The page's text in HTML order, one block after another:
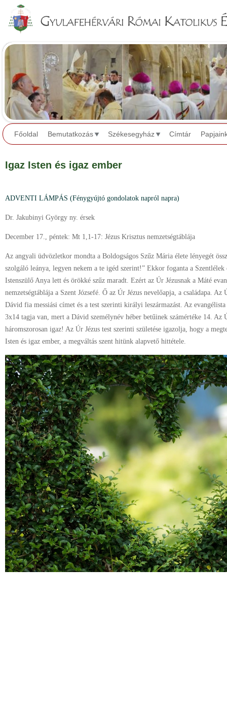
Főoldal Bemutatkozás Székesegyház Címtár
Igaz Isten és igaz ember
ADVENTI LÁMPÁS (Fénygyújtó gondolatok napról napra)
Dr. Jakubinyi György ny. érsek
December 17., péntek: Mt 1,1-17: Jézus Krisztus nemzetségtáblája
Az angyali üdvözletkor mondta a Boldogságos Szűz Mária élete lényegét
szolgáló leánya, legyen nekem a te igéd szerint!” Ekkor foganta a
Istenszülő Anya lett és örökké szűz maradt. Ezért az Úr Jézusnak a Máté
nemzetségtáblája a Szent Józsefé. Ő az Úr Jézus nevelőapja, a családapa.
Dávid fia messiási címet és a test szerinti királyi leszármazást. Az
3x14 tagja van, mert a Dávid személynév héber betűinek számértéke 14. Az
háromszorosan igaz! Az Úr Jézus test szerinti születése igazolja, hogy a
Isten és igaz ember, a megváltás szent hitünk alapvető hittétele.